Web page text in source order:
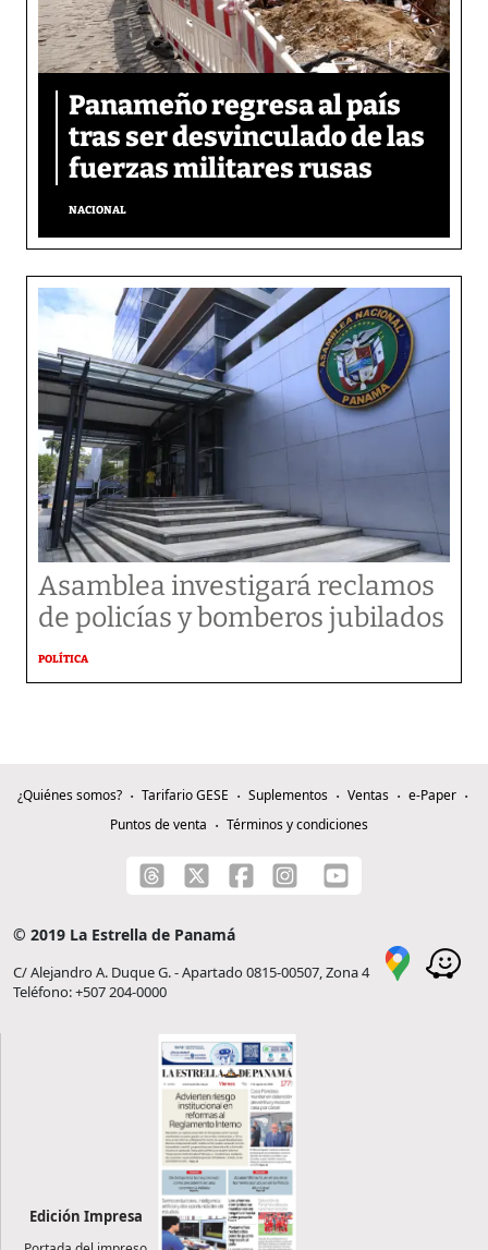
Panameño regresa al país
tras ser desvinculado de las
fuerzas militares rusas
NACIONAL
Asamblea investigará reclamos
de policías y bomberos jubilados
POLÍTICA
¿Quiénes somos? Tarifario GESE Suplementos Ventas
e-Paper
Puntos de venta
Términos y condiciones
© 2019 La Estrella de Panamá
C/ Alejandro A. Duque G. - Apartado 0815-00507, Zona 4
Teléfono: +507 204-0000
Edición Impresa